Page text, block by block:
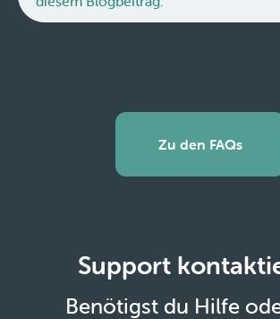
Zu den FAQs
Support
Benötigst du Hilfe